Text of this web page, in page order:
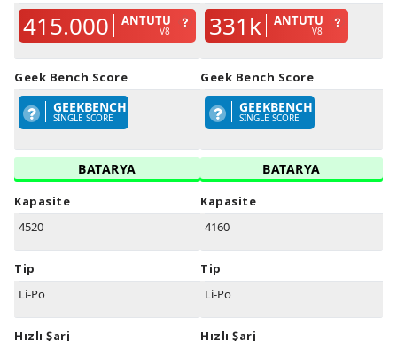
415.000 ANTUTU
V8
Geek Bench Score
GEEKBENCH
SINGLE SCORE
BATARYA
Kapasite
4520
Tip
Li-Po
Hızlı Şarj
331k ANTUTU
V8
Geek Bench Score
GEEKBENCH
SINGLE SCORE
BATARYA
Kapasite
4160
Tip
Li-Po
Hızlı Şarj